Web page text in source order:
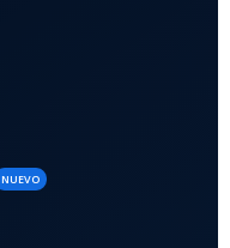
NUEVO